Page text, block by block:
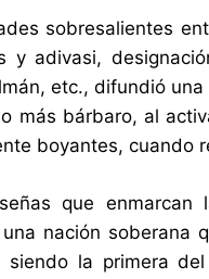
sobresalientes
y adivasi,
etc., difundió
más bárbaro, al
boyantes, cuando
que
nación soberana
la primera